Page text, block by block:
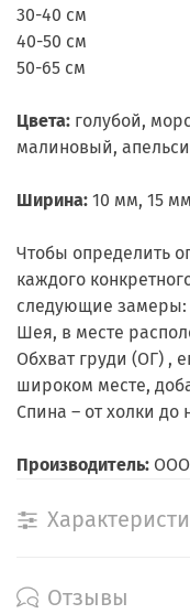
30-40 см
40-50 см
50-65 см
Цвета: голубой,
малиновый,
Ширина: 10 мм, 15
Чтобы определить
каждого
следующие замеры:
Шея, в месте
Обхват груди (ОГ) ,
широком месте,
Спина – от холки до
Производитель: ООО
Отзывы